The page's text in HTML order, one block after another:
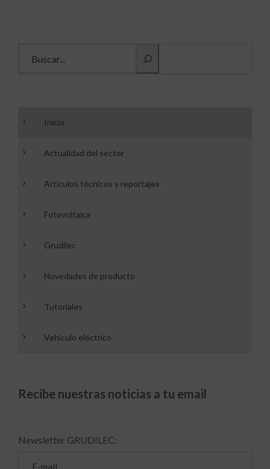
Inicio
Actualidad del sector
Artículos técnicos y reportajes
Fotovoltaica
Grudilec
Novedades de producto
Tutoriales
Vehículo eléctrico
Recibe nuestras noticias a tu email
Newsletter GRUDILEC: